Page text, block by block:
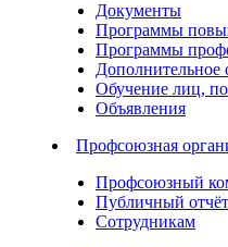
Документы
Программы
Программы
Дополнительное
Обучение лиц,
Объявления
Профсоюзная
Профсоюзный
Публичный отчёт
Сотрудникам